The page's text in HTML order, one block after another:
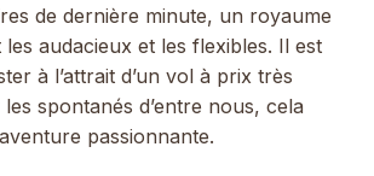
de dernière minute, un royaume
audacieux et les flexibles. Il est
à l’attrait d’un vol à prix très
spontanés d’entre nous, cela
passionnante.